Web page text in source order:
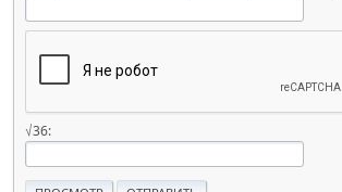
√36: